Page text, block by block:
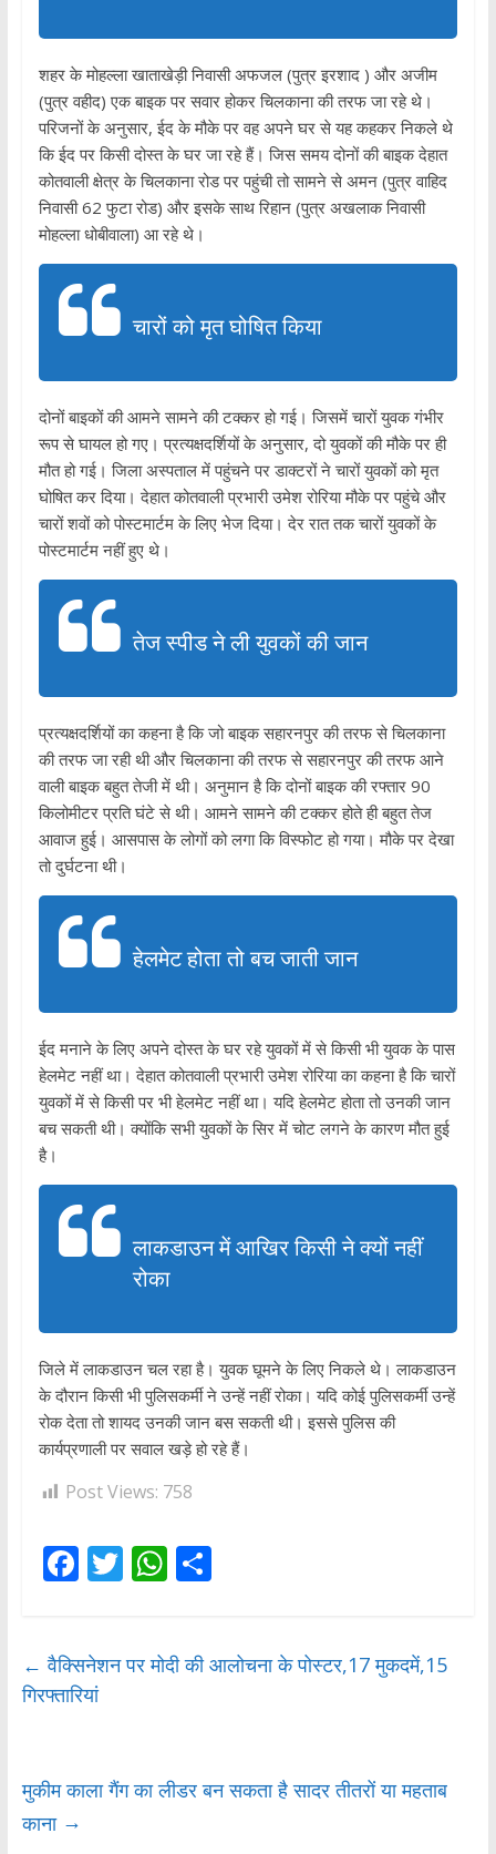
शहर के मोहल्ला खाताखेड़ी निवासी अफजल (पुत्र इरशाद ) और अजीम
(पुत्र वहीद) एक बाइक पर सवार होकर चिलकाना की तरफ जा रहे थे।
परिजनों के अनुसार, ईद के मौके पर वह अपने घर से यह कहकर निकले थे
कि ईद पर किसी दोस्त के घर जा रहे हैं। जिस समय दोनों की बाइक देहात
कोतवाली क्षेत्र के चिलकाना रोड पर पहुंची तो सामने से अमन (पुत्र वाहिद
निवासी 62 फुटा रोड) और इसके साथ रिहान (पुत्र अखलाक निवासी
मोहल्ला धोबीवाला) आ रहे थे।
चारों को मृत घोषित किया
दोनों बाइकों की आमने सामने की टक्कर हो गई। जिसमें चारों युवक गंभीर
रूप से घायल हो गए। प्रत्यक्षदर्शियों के अनुसार, दो युवकों की मौके पर ही
मौत हो गई। जिला अस्पताल में पहुंचने पर डाक्टरों ने चारों युवकों को मृत
घोषित कर दिया। देहात कोतवाली प्रभारी उमेश रोरिया मौके पर पहुंचे और
चारों शवों को पोस्टमार्टम के लिए भेज दिया। देर रात तक चारों युवकों के
पोस्टमार्टम नहीं हुए थे।
तेज स्पीड ने ली युवकों की जान
प्रत्यक्षदर्शियों का कहना है कि जो बाइक सहारनपुर की तरफ से चिलकाना
की तरफ जा रही थी और चिलकाना की तरफ से सहारनपुर की तरफ आने
वाली बाइक बहुत तेजी में थी। अनुमान है कि दोनों बाइक की रफ्तार 90
किलोमीटर प्रति घंटे से थी। आमने सामने की टक्कर होते ही बहुत तेज
आवाज हुई। आसपास के लोगों को लगा कि विस्फोट हो गया। मौके पर देखा
तो दुर्घटना थी।
हेलमेट होता तो बच जाती जान
ईद मनाने के लिए अपने दोस्त के घर रहे युवकों में से किसी भी युवक के पास
हेलमेट नहीं था। देहात कोतवाली प्रभारी उमेश रोरिया का कहना है कि चारों
युवकों में से किसी पर भी हेलमेट नहीं था। यदि हेलमेट होता तो उनकी जान
बच सकती थी। क्योंकि सभी युवकों के सिर में चोट लगने के कारण मौत हुई
है।
लाकडाउन में आखिर किसी ने क्यों नहीं
रोका
जिले में लाकडाउन चल रहा है। युवक घूमने के लिए निकले थे। लाकडाउन
के दौरान किसी भी पुलिसकर्मी ने उन्हें नहीं रोका। यदि कोई पुलिसकर्मी उन्हें
रोक देता तो शायद उनकी जान बस सकती थी। इससे पुलिस की
कार्यप्रणाली पर सवाल खड़े हो रहे हैं।
Post Views: 758
F
b
o
k
T
er
W
s
p
S
e
← वैक्सिनेशन पर मोदी की आलोचना के पोस्टर,17 मुकदमें,15
गिरफ्तारियां
मुकीम काला गैंग का लीडर बन सकता है सादर तीतरों या महताब
काना →